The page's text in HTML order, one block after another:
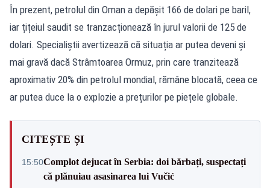
În prezent, petrolul din Oman a depășit 166 de dolari pe baril,
iar țițeiul saudit se tranzacționează în jurul valorii de 125 de
dolari. Specialiștii avertizează că situația ar putea deveni și
mai gravă dacă Strâmtoarea Ormuz, prin care tranzitează
aproximativ 20% din petrolul mondial, rămâne blocată, ceea ce
ar putea duce la o explozie a prețurilor pe piețele globale.
CITEȘTE ȘI
15:50Complot dejucat în Serbia: doi bărbați, suspectați
că plănuiau asasinarea lui Vučić